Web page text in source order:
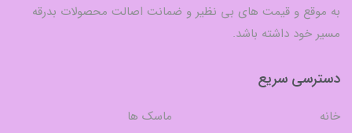
به موقع و قیمت های بی نظیر و ضمانت اصالت محصولات بدرقه
مسیر خود داشته باشد.
دسترسی سریع
خانه
ماسک ها